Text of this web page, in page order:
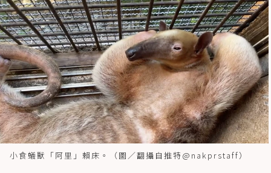
小食蟻獸「阿里」賴床。（圖／翻攝自推特@nakprstaff）